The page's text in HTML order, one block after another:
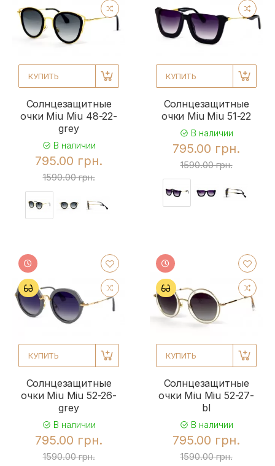
КУПИТЬ
Солнцезащитные
очки Miu Miu 48-22-
grey
В наличии
795.00 грн.
1590.00 грн.
КУПИТЬ
Солнцезащитные
очки Miu Miu 51-22
В наличии
795.00 грн.
1590.00 грн.
КУПИТЬ
Солнцезащитные
очки Miu Miu 52-26-
grey
В наличии
795.00 грн.
1590.00 грн.
КУПИТЬ
Солнцезащитные
очки Miu Miu 52-27-
bl
В наличии
795.00 грн.
1590.00 грн.